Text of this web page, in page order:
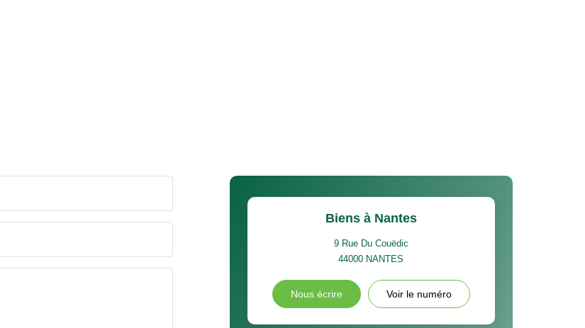
Biens à Nantes
9 Rue Du Couëdic
44000 NANTES
Nous écrire Voir le numéro